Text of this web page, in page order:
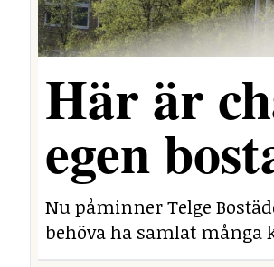
Här är
egen
Nu påminner Telge
behöva ha samlat många